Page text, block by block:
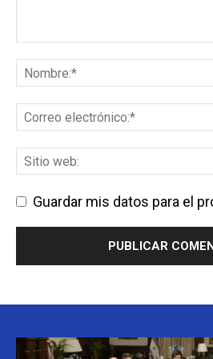
Guardar mis datos para el